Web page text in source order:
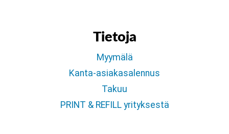
Tietoja
Myymälä
Kanta-asiakasalennus
Takuu
PRINT & REFILL yrityksestä